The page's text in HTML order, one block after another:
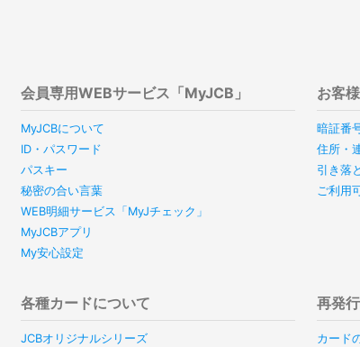
会員専用WEBサービス「MyJCB」
MyJCBについて
ID・パスワード
パスキー
秘密の合い言葉
WEB明細サービス「MyJチェック」
MyJCBアプリ
My安心設定
お客
暗証番
住所・
引き落
ご利用
各種カードについて
JCBオリジナルシリーズ
再発
カード